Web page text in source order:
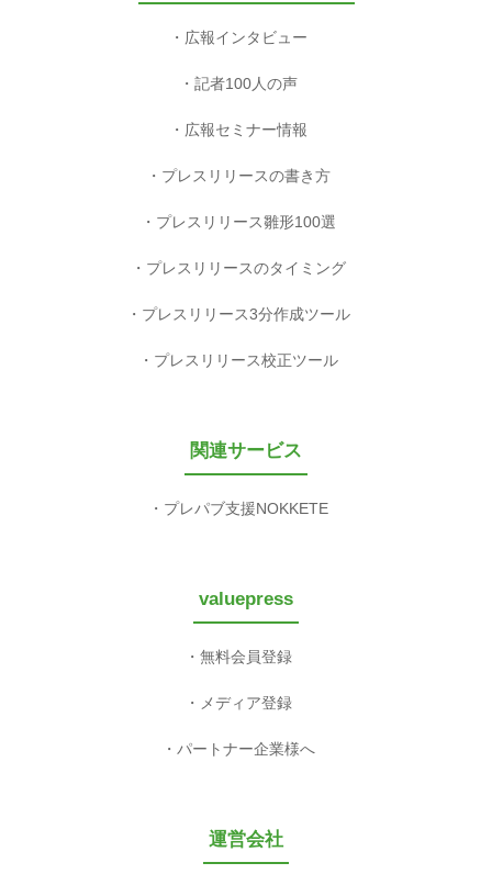
広報インタビュー
記者100人の声
広報セミナー情報
プレスリリースの書き方
プレスリリース雛形100選
プレスリリースのタイミング
プレスリリース3分作成ツール
プレスリリース校正ツール
関連サービス
プレパブ支援NOKKETE
valuepress
無料会員登録
メディア登録
パートナー企業様へ
運営会社